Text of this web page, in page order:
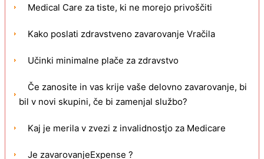
Medical Care za tiste, ki ne morejo privoščiti
Kako poslati zdravstveno zavarovanje Vračila
Učinki minimalne plače za zdravstvo
Če zanosite in vas krije vaše delovno zavarovanje, bi
bil v novi skupini, če bi zamenjal službo?
Kaj je merila v zvezi z invalidnostjo za Medicare
Je zavarovanjeExpense ?